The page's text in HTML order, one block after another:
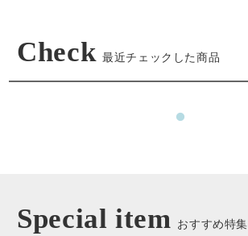
Check 最近チェックした商品
Special item おすすめ特集